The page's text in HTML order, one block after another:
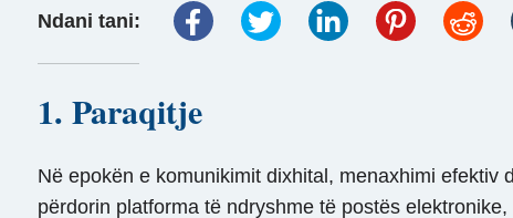
Ndani tani:
1. Paraqitje
Në epokën e komunikimit dixhital, menaxhimi
përdorin platforma të ndryshme të postës